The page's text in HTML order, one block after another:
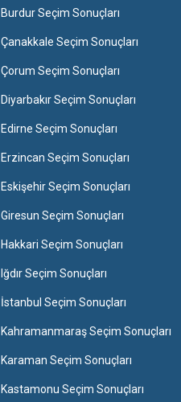
Burdur Seçim Sonuçları
Çanakkale Seçim Sonuçları
Çorum Seçim Sonuçları
Diyarbakır Seçim Sonuçları
Edirne Seçim Sonuçları
Erzincan Seçim Sonuçları
Eskişehir Seçim Sonuçları
Giresun Seçim Sonuçları
Hakkari Seçim Sonuçları
Iğdır Seçim Sonuçları
İstanbul Seçim Sonuçları
Kahramanmaraş Seçim Sonuçları
Karaman Seçim Sonuçları
Kastamonu Seçim Sonuçları